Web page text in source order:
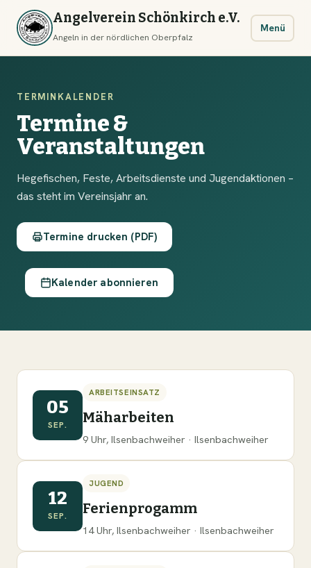
Angelverein Schönkirch e.V.
Angeln in der nördlichen Oberpfalz
Menü
TERMINKALENDER
Termine &
Veranstaltungen
Hegefischen, Feste, Arbeitsdienste und Jugendaktionen –
das steht im Vereinsjahr an.
Termine drucken (PDF)
Kalender abonnieren
05
SEP.
ARBEITSEINSATZ
Mäharbeiten
9 Uhr, Ilsenbachweiher · Ilsenbachweiher
12
SEP.
JUGEND
Ferienprogamm
14 Uhr, Ilsenbachweiher · Ilsenbachweiher